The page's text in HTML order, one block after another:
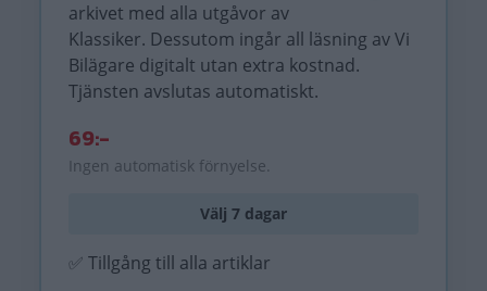
arkivet med alla utgåvor av
Klassiker. Dessutom ingår all läsning av Vi
Bilägare digitalt utan extra kostnad.
Tjänsten avslutas automatiskt.
69:-
Ingen automatisk förnyelse.
Välj 7 dagar
✅ Tillgång till alla artiklar